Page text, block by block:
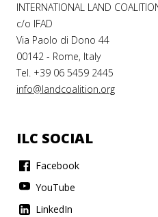
INTERNATIONAL LAND
c/o IFAD
Via Paolo di Dono 44
00142 - Rome, Italy
Tel. +39 06 5459 2445
info@landcoalition.org
ILC SOCIAL
Facebook
YouTube
LinkedIn